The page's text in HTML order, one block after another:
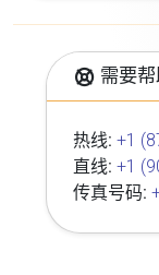
需要帮
热线: +1
直线: +1
传真号码: